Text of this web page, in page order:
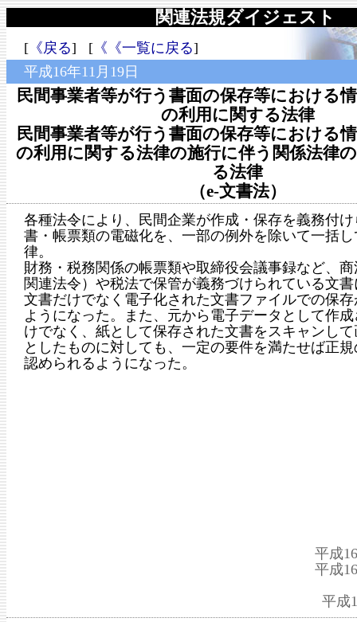
関連法規ダイジェスト
[《戻る] [《《一覧に戻る]
平成16年11月19日
民間事業者等が行う書面の保存等における
の利用に関する法律
民間事業者等が行う書面の保存等における
の利用に関する法律の施行に伴う関係法律
る法律
（e-文書法）
各種法令により、民間企業が作成・保存を義務付
書・帳票類の電磁化を、一部の例外を除いて一括
律。
財務・税務関係の帳票類や取締役会議事録など、
関連法令）や税法で保管が義務づけられている文
文書だけでなく電子化された文書ファイルでの保
ようになった。また、元から電子データとして作
けでなく、紙として保存された文書をスキャンし
としたものに対しても、一定の要件を満たせば正
認められるようになった。
平成
平成
平成